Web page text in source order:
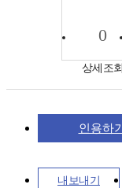
0
상세조회
인용하기
내보내기